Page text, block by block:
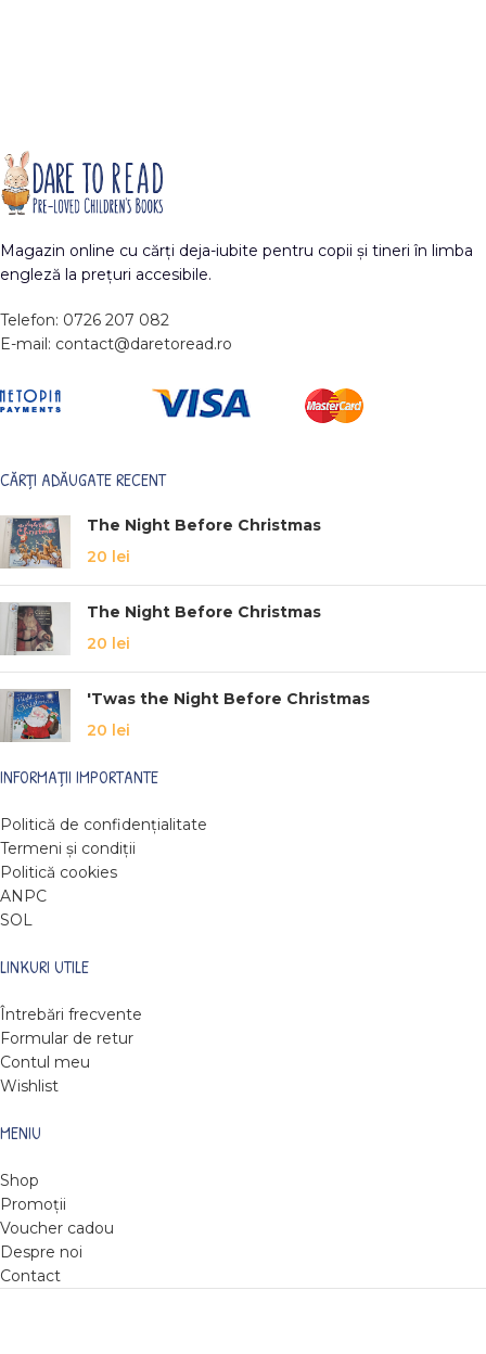
Magazin online cu cărți deja-iubite pentru copii și tineri în limba
engleză la prețuri accesibile.
Telefon: 0726 207 082
E-mail: contact@daretoread.ro
CĂRȚI ADĂUGATE RECENT
The Night Before Christmas
20 lei
The Night Before Christmas
20 lei
'Twas the Night Before Christmas
20 lei
INFORMAȚII IMPORTANTE
Politică de confidențialitate
Termeni și condiții
Politică cookies
ANPC
SOL
LINKURI UTILE
Întrebări frecvente
Formular de retur
Contul meu
Wishlist
MENIU
Shop
Promoții
Voucher cadou
Despre noi
Contact